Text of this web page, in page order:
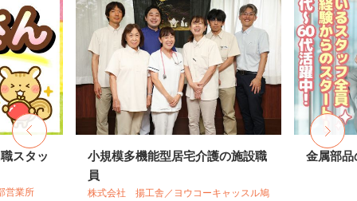
スタッ
営業所
小規模多機能型居宅介護の施設職
員
株式会社 揚工舎／ヨウコーキャッスル鳩
金属部品